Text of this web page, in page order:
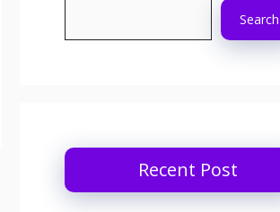
Search
Recent Post